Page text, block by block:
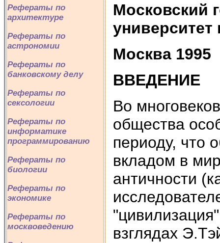
Рефераты по
архитектуре
Рефераты по
астрономии
Рефераты по
банковскому делу
Рефераты по
сексологии
Рефераты по
информатике
программированию
Рефераты по
биологии
Рефераты по
экономике
Рефераты по
москвоведению
Московский
Москва 1995
ВВЕДЕНИЕ
Во
общества
периоду, что
вкладом в
античности
взглядах